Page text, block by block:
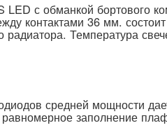
с обманкой бортового
контактами 36 мм.
Температура
средней мощности
равномерное заполнение